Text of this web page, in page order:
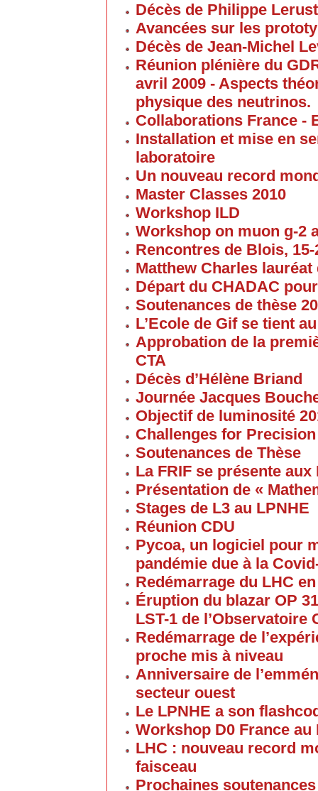
Décès de Philippe
Avancées sur les
Décès de Jean-Michel
Réunion plénière du
avril 2009 - Aspects
physique des neutrinos.
Collaborations France -
Installation et mise en
laboratoire
Un nouveau record
Master Classes 2010
Workshop ILD
Workshop on muon g-2
Rencontres de Blois,
Matthew Charles
Départ du CHADAC
Soutenances de thèse
L’Ecole de Gif se tient
Approbation de la
CTA
Décès d’Hélène Briand
Journée Jacques
Objectif de luminosité
Challenges for
Soutenances de Thèse
La FRIF se présente aux
Présentation de «
Stages de L3 au LPNHE
Réunion CDU
Pycoa, un logiciel pour
pandémie due à la
Redémarrage du LHC en
Éruption du blazar OP
LST-1 de l’Observatoire
Redémarrage de
proche mis à niveau
Anniversaire de
secteur ouest
Le LPNHE a son
Workshop D0 France au
LHC : nouveau record
faisceau
Prochaines